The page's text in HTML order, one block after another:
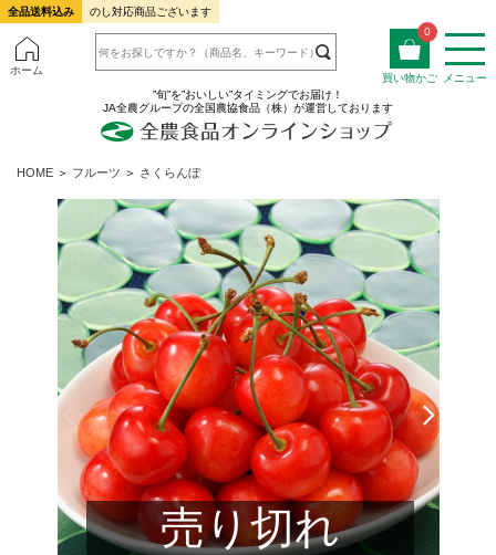
全品送料込み のし対応商品ございます
ホーム
0
買い物かご
メニュー
”旬”を”おいしい”タイミングでお届け！
JA全農グループの全国農協食品（株）が運営しております
HOME ＞ フルーツ ＞ さくらんぼ
売り切れ